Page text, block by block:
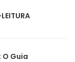
Guia